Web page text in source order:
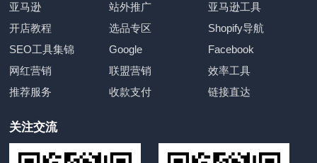
亚马逊
站外推广
亚马逊工具
开店教程
选品专区
Shopify导航
SEO工具集锦
Google
Facebook
网红营销
联盟营销
效率工具
推荐服务
收款支付 链接直达
关注交流